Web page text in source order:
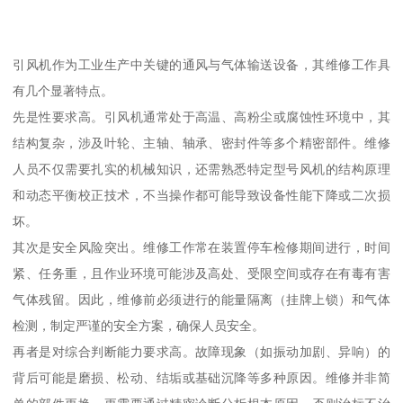
引风机作为工业生产中关键的通风与气体输送设备，其维修工作具
有几个显著特点。
先是性要求高。引风机通常处于高温、高粉尘或腐蚀性环境中，其
结构复杂，涉及叶轮、主轴、轴承、密封件等多个精密部件。维修
人员不仅需要扎实的机械知识，还需熟悉特定型号风机的结构原理
和动态平衡校正技术，不当操作都可能导致设备性能下降或二次损
坏。
其次是安全风险突出。维修工作常在装置停车检修期间进行，时间
紧、任务重，且作业环境可能涉及高处、受限空间或存在有毒有害
气体残留。因此，维修前必须进行的能量隔离（挂牌上锁）和气体
检测，制定严谨的安全方案，确保人员安全。
再者是对综合判断能力要求高。故障现象（如振动加剧、异响）的
背后可能是磨损、松动、结垢或基础沉降等多种原因。维修并非简